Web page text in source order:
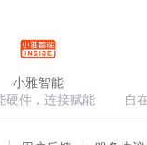
小雅智能
硬件，连接赋能
自